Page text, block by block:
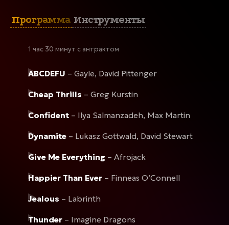
ДРУГИЕ ДАТЫ
Программа Инструменты
1 час 30 минут с антрактом
ABCDEFU – Gayle, David Pittenger
Cheap Thrills – Greg Kurstin
Confident – Ilya Salmanzadeh, Max Martin
Dynamite – Lukasz Gottwald, David Stewart
Give Me Everything – Afrojack
Happier Than Ever – Finneas O’Connell
Jealous – Labrinth
Thunder – Imagine Dragons